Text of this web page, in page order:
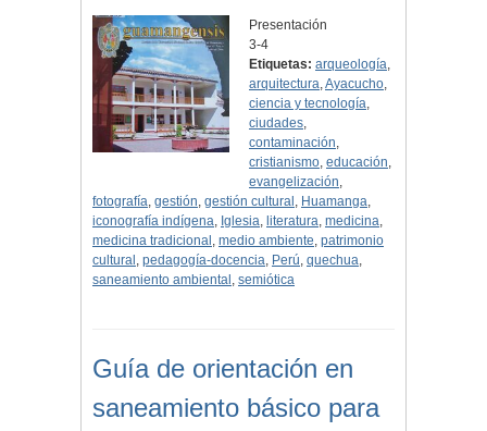
Presentación
3-4
Etiquetas: arqueología,
arquitectura,Ayacucho,
ciencia y tecnología,
ciudades,
contaminación,
cristianismo, educación,
evangelización,
fotografía, gestión, gestión cultural , Huamanga,
iconografía indígena, Iglesia, literatura, medicina,
medicina tradicional , medio ambiente, patrimonio
cultural , pedagogía-docencia, Perú, quechua,
saneamiento ambiental , semiótica
Guía de orientación en
saneamiento básico para